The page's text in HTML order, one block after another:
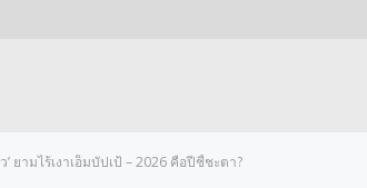
ยามไร้เงาเอ็มบัปเป้ – 2026 คือปีชี้ชะตา?